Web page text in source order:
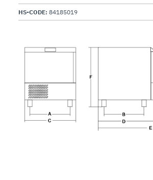
HS-CODE: 84185019